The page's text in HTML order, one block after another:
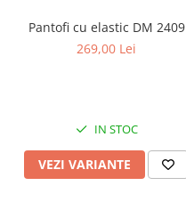
Pantofi cu elastic DM 2409
269,00 Lei
IN STOC
VEZI VARIANTE